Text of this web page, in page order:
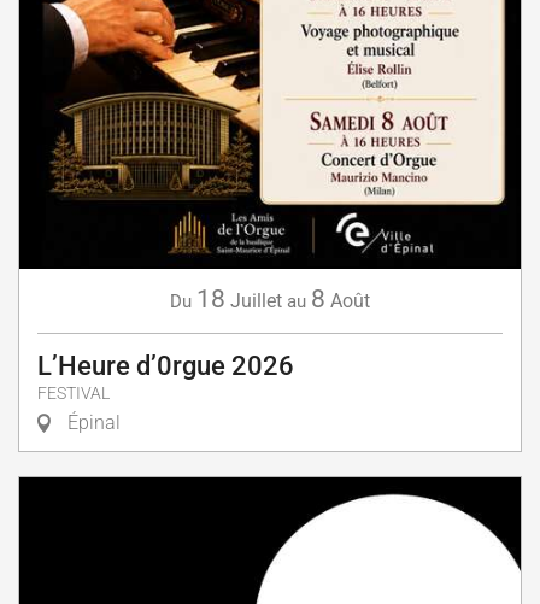
Du 18 Juillet au 8 Août
L’Heure d’0rgue 2026
FESTIVAL
Épinal